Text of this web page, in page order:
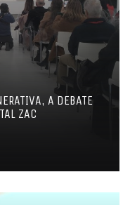
A DEBATE
ZAC